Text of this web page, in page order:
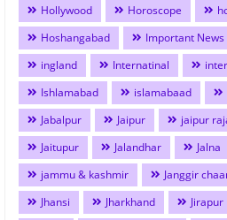
Hollywood
Horoscope
Hoshangabad
Important News
ingland
Internatinal
Ishlamabad
islamabaad
Jabalpur
Jaipur jaipur
Jaitupur
Jalandhar Jalna
jammu & kashmir
Janggir
Jhansi
Jharkhand Jirapur